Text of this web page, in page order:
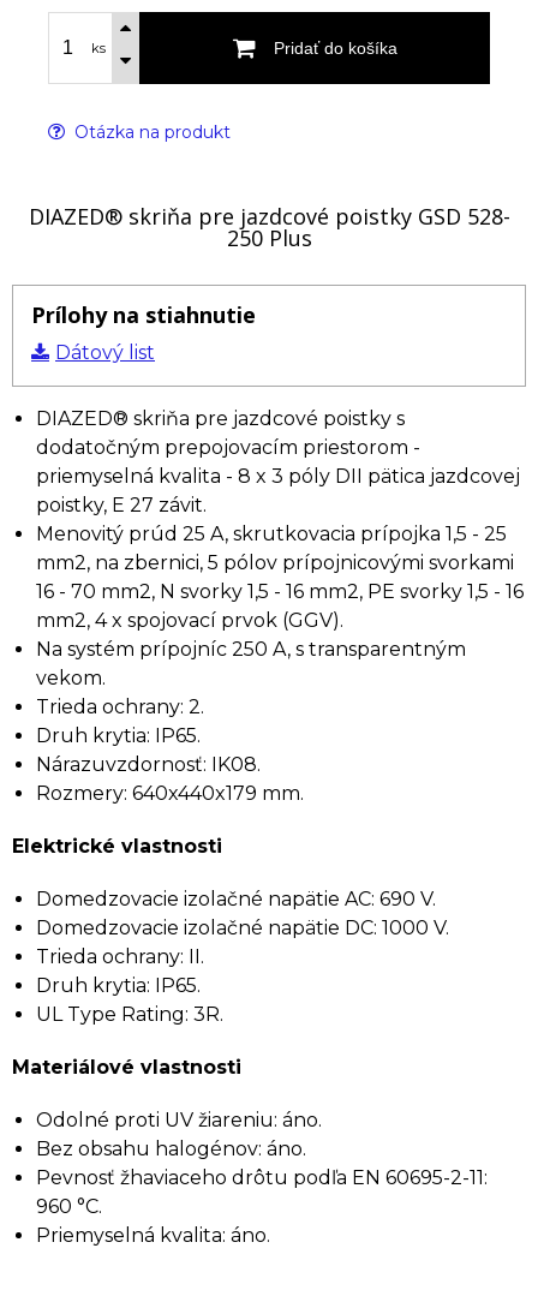
ks Pridať do košíka
Otázka na produkt
DIAZED® skriňa pre jazdcové poistky GSD 528-
250 Plus
Prílohy na stiahnutie
Dátový list
DIAZED® skriňa pre jazdcové poistky s
dodatočným prepojovacím priestorom -
priemyselná kvalita - 8 x 3 póly DII pätica jazdcovej
poistky, E 27 závit.
Menovitý prúd 25 A, skrutkovacia prípojka 1,5 - 25
mm2, na zbernici, 5 pólov prípojnicovými svorkami
16 - 70 mm2, N svorky 1,5 - 16 mm2, PE svorky 1,5 - 16
mm2, 4 x spojovací prvok (GGV).
Na systém prípojníc 250 A, s transparentným
vekom.
Trieda ochrany: 2.
Druh krytia: IP65.
Nárazuvzdornosť: IK08.
Rozmery: 640x440x179 mm.
Elektrické vlastnosti
Domedzovacie izolačné napätie AC: 690 V.
Domedzovacie izolačné napätie DC: 1000 V.
Trieda ochrany: II.
Druh krytia: IP65.
UL Type Rating: 3R.
Materiálové vlastnosti
Odolné proti UV žiareniu: áno.
Bez obsahu halogénov: áno.
Pevnosť žhaviaceho drôtu podľa EN 60695-2-11:
960 °C.
Priemyselná kvalita: áno.